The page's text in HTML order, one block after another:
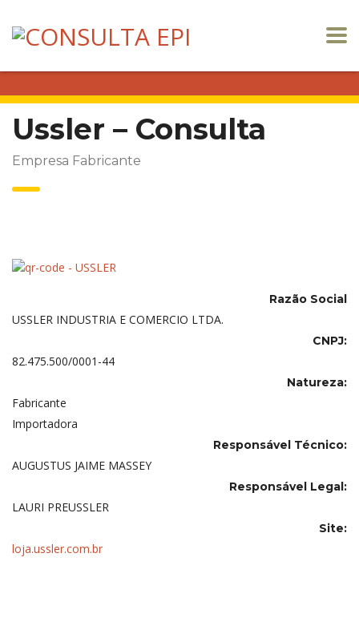
Ussler – Consulta
Empresa Fabricante
Razão Social
USSLER INDUSTRIA E COMERCIO LTDA.
CNPJ:
82.475.500/0001-44
Natureza:
Fabricante
Importadora
Responsável Técnico:
AUGUSTUS JAIME MASSEY
Responsável Legal:
LAURI PREUSSLER
Site:
loja.ussler.com.br